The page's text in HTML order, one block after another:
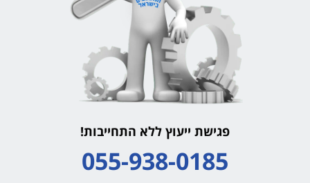
פגישת ייעוץ ללא התחייבות!
055-938-0185